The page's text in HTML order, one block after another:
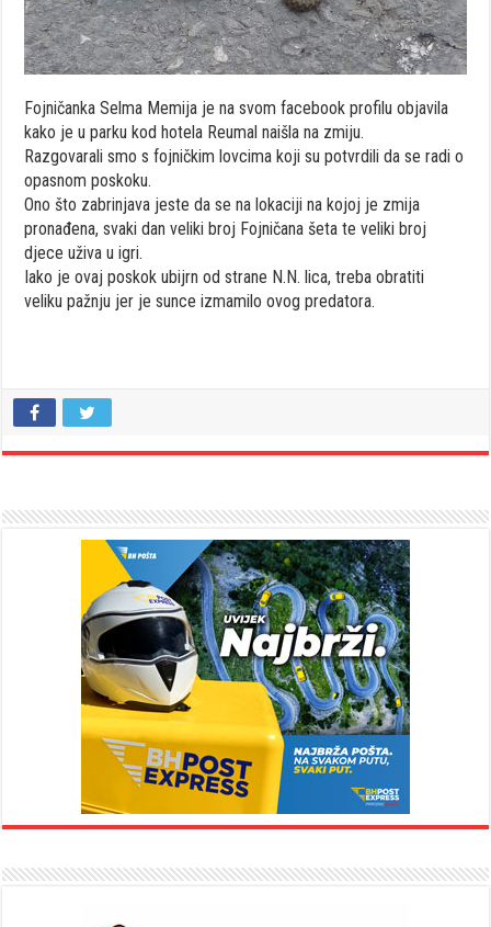
Fojničanka Selma Memija je na svom facebook profilu objavila
kako je u parku kod hotela Reumal naišla na zmiju.
Razgovarali smo s fojničkim lovcima koji su potvrdili da se radi o
opasnom poskoku.
Ono što zabrinjava jeste da se na lokaciji na kojoj je zmija
pronađena, svaki dan veliki broj Fojničana šeta te veliki broj
djece uživa u igri.
Iako je ovaj poskok ubijrn od strane N.N. lica, treba obratiti
veliku pažnju jer je sunce izmamilo ovog predatora.